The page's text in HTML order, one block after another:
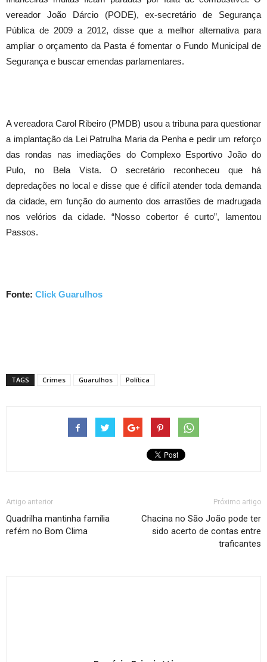
vereador João Dárcio (PODE), ex-secretário de Segurança
Pública de 2009 a 2012, disse que a melhor alternativa para
ampliar o orçamento da Pasta é fomentar o Fundo Municipal de
Segurança e buscar emendas parlamentares.
A vereadora Carol Ribeiro (PMDB) usou a tribuna para questionar
a implantação da Lei Patrulha Maria da Penha e pedir um reforço
das rondas nas imediações do Complexo Esportivo João do
Pulo, no Bela Vista. O secretário reconheceu que há
depredações no local e disse que é difícil atender toda demanda
da cidade, em função do aumento dos arrastões de madrugada
nos velórios da cidade. “Nosso cobertor é curto”, lamentou
Passos.
Fonte: Click Guarulhos
TAGS Crimes Guarulhos Política
Artigo anterior
Quadrilha mantinha família
refém no Bom Clima
Próximo artigo
Chacina no São João pode ter
sido acerto de contas entre
traficantes